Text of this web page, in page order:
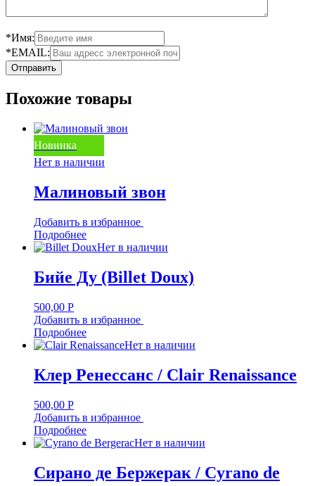
*Имя:
*EMAIL:
Похожие товары
Новинка
Нет в наличии
Малиновый звон
Добавить в избранное
Подробнее
Нет в наличии
Бийе Ду (Billet Doux)
500,00 Р
Добавить в избранное
Подробнее
Нет в наличии
Клер Ренессанс / Clair Renaissance
500,00 Р
Добавить в избранное
Подробнее
Нет в наличии
Сирано де Бержерак / Cyrano de